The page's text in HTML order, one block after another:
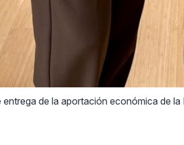
de la aportación económica de